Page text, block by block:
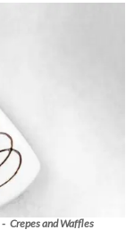
Crepes and Waffles